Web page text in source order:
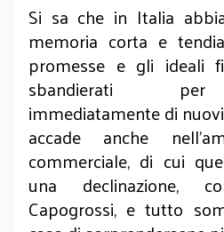
Si sa che in Italia
memoria corta e
promesse e gli ideali
sbandierati per
immediatamente di
accade anche
commerciale, di cui
una declinazione,
Capogrossi, e tutto